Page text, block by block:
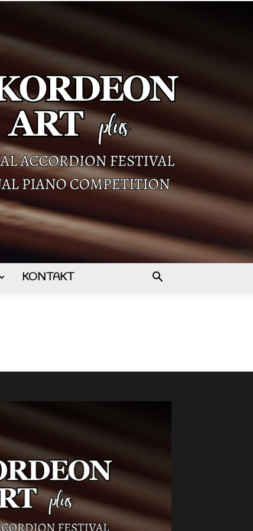
KONTAKT